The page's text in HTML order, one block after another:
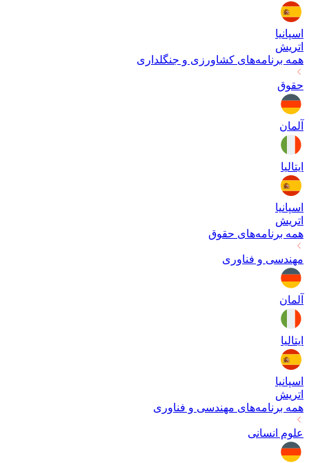
اسپانیا
اتریش
همه برنامه‌های کشاورزی و جنگلداری
حقوق
آلمان
ایتالیا
اسپانیا
اتریش
همه برنامه‌های حقوق
مهندسی و فناوری
آلمان
ایتالیا
اسپانیا
اتریش
همه برنامه‌های مهندسی و فناوری
علوم انسانی